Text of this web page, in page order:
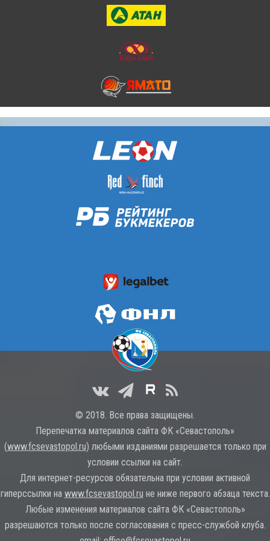
© 2018. Все права защищены.
Перепечатка материалов сайта ФК «Севастополь»
(www.fcsevastopol.ru) любыми изданиями разрешается только при
условии ссылки на сайт.
Для интернет-ресурсов обязательна при условии активной
гиперссылки на www.fcsevastopol.ru не ниже первого абзаца текста.
Любые изменения материалов сайта ФК «Севастополь»
разрешаются только после согласования с пресс-службой клуба.